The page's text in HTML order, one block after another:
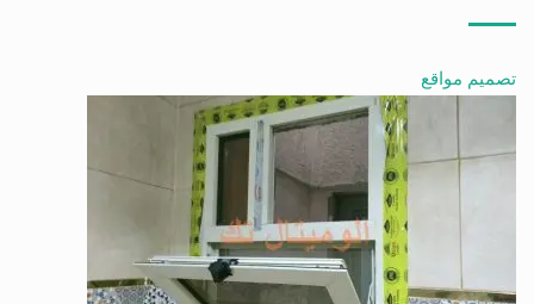
تصميم مواقع